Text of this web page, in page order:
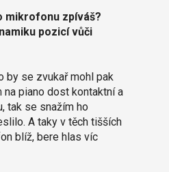
mikrofonu zpíváš?
pozicí vůči
by se zvukař mohl pak
piano dost kontaktní a
tak se snažím ho
A taky v těch tišších
blíž, bere hlas víc